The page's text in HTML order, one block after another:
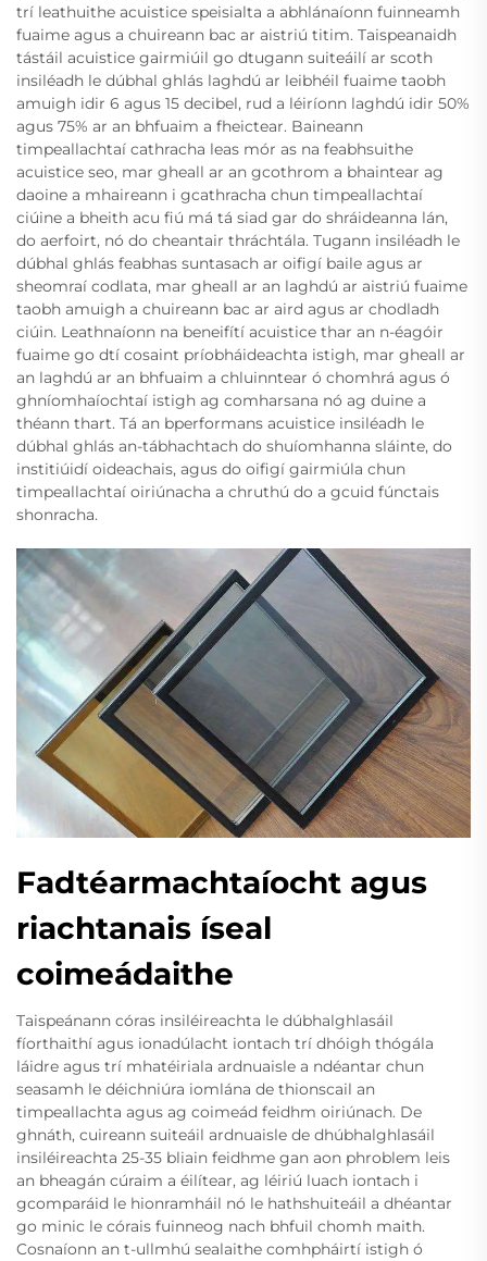
trí leathuithe acuistice speisialta a abhlánaíonn fuinneamh
fuaime agus a chuireann bac ar aistriú titim. Taispeanaidh
tástáil acuistice gairmiúil go dtugann suiteáilí ar scoth
insiléadh le dúbhal ghlás laghdú ar leibhéil fuaime taobh
amuigh idir 6 agus 15 decibel, rud a léiríonn laghdú idir 50%
agus 75% ar an bhfuaim a fheictear. Baineann
timpeallachtaí cathracha leas mór as na feabhsuithe
acuistice seo, mar gheall ar an gcothrom a bhaintear ag
daoine a mhaireann i gcathracha chun timpeallachtaí
ciúine a bheith acu fiú má tá siad gar do shráideanna lán,
do aerfoirt, nó do cheantair thráchtála. Tugann insiléadh le
dúbhal ghlás feabhas suntasach ar oifigí baile agus ar
sheomraí codlata, mar gheall ar an laghdú ar aistriú fuaime
taobh amuigh a chuireann bac ar aird agus ar chodladh
ciúin. Leathnaíonn na beneifítí acuistice thar an n-éagóir
fuaime go dtí cosaint príobháideachta istigh, mar gheall ar
an laghdú ar an bhfuaim a chluinntear ó chomhrá agus ó
ghníomhaíochtaí istigh ag comharsana nó ag duine a
théann thart. Tá an bperformans acuistice insiléadh le
dúbhal ghlás an-tábhachtach do shuíomhanna sláinte, do
institiúidí oideachais, agus do oifigí gairmiúla chun
timpeallachtaí oiriúnacha a chruthú do a gcuid fúnctais
shonracha.
Fadtéarmachtaíocht agus
riachtanais íseal
coimeádaithe
Taispeánann córas insiléireachta le dúbhalghlasáil
fíorthaithí agus ionadúlacht iontach trí dhóigh thógála
láidre agus trí mhatéiriala ardnuaisle a ndéantar chun
seasamh le déichniúra iomlána de thionscail an
timpeallachta agus ag coimeád feidhm oiriúnach. De
ghnáth, cuireann suiteáil ardnuaisle de dhúbhalghlasáil
insiléireachta 25-35 bliain feidhme gan aon phroblem leis
an bheagán cúraim a éilítear, ag léiriú luach iontach i
gcomparáid le hionramháil nó le hathshuiteáil a dhéantar
go minic le córais fuinneog nach bhfuil chomh maith.
Cosnaíonn an t-ullmhú sealaithe comhpháirtí istigh ó